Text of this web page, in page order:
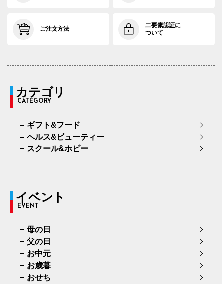
ご注文方法
二要素認証に
ついて
カテゴリ
CATEGORY
ギフト&フード
ヘルス&ビューティー
スクール&ホビー
イベント
EVENT
母の日
父の日
お中元
お歳暮
おせち